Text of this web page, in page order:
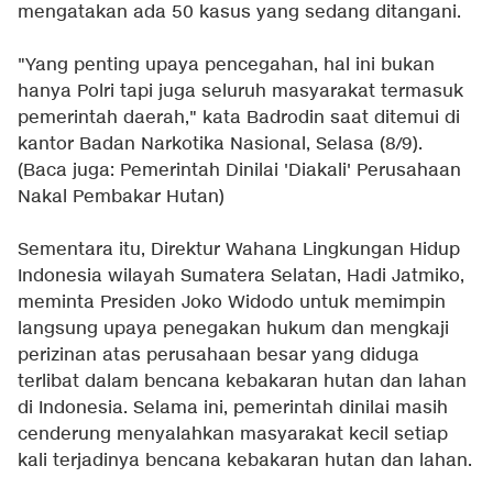
mengatakan ada 50 kasus yang sedang ditangani.
"Yang penting upaya pencegahan, hal ini bukan
hanya Polri tapi juga seluruh masyarakat termasuk
pemerintah daerah," kata Badrodin saat ditemui di
kantor Badan Narkotika Nasional, Selasa (8/9).
(Baca juga: Pemerintah Dinilai 'Diakali' Perusahaan
Nakal Pembakar Hutan)
Sementara itu, Direktur Wahana Lingkungan Hidup
Indonesia wilayah Sumatera Selatan, Hadi Jatmiko,
meminta Presiden Joko Widodo untuk memimpin
langsung upaya penegakan hukum dan mengkaji
perizinan atas perusahaan besar yang diduga
terlibat dalam bencana kebakaran hutan dan lahan
di Indonesia. Selama ini, pemerintah dinilai masih
cenderung menyalahkan masyarakat kecil setiap
kali terjadinya bencana kebakaran hutan dan lahan.